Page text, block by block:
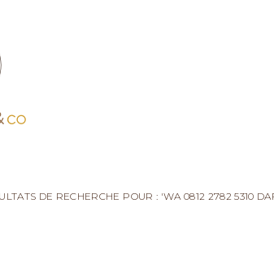
DE RECHERCHE POUR : 'WA 0812 2782 5310